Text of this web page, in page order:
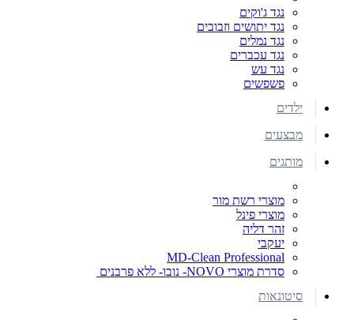
נגד ג'וקים
נגד יתושים וזבובים
נגד נמלים
נגד עכברים
נגד עש
פשפשים
ילדים
מבצעים
מותגים
מוצרי רשת מור
מוצרי פינל
זהר דליה
יעקבי
MD-Clean Professional
סדרת מוצרי NOVO- נובו- ללא פרבנים
סיטונאות